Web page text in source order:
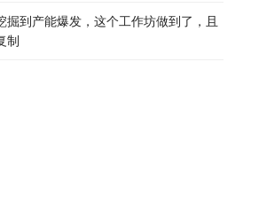
掘到产能爆发，这个工作坊做到了，且
制